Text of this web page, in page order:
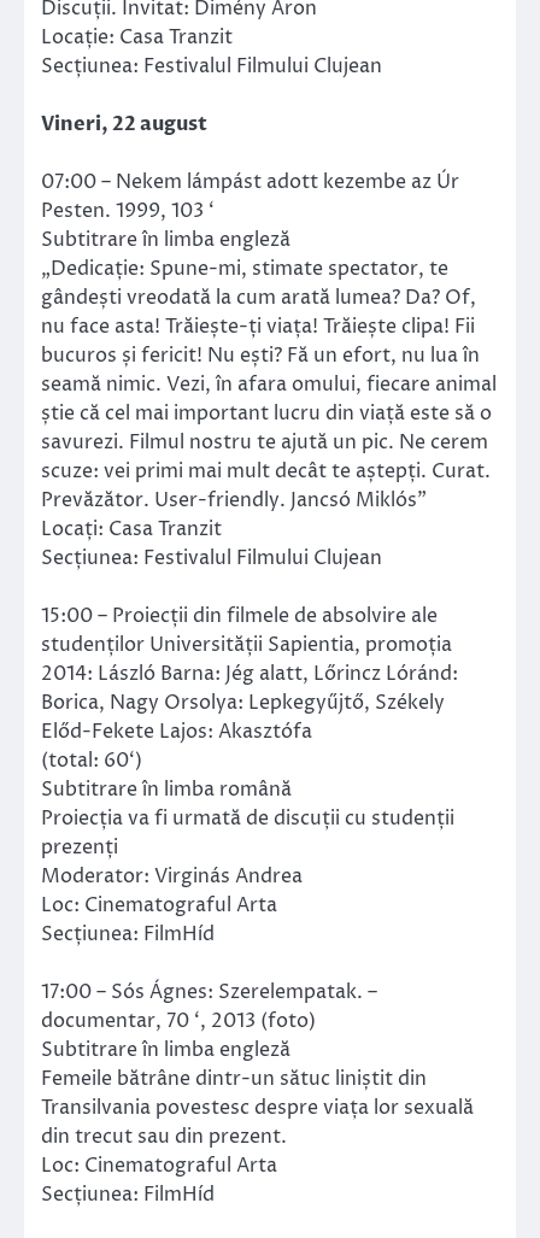
Discuții. Invitat: Dimény Áron
Locație: Casa Tranzit
Secțiunea: Festivalul Filmului Clujean
Vineri, 22 august
07:00 – Nekem lámpást adott kezembe az Úr
Pesten. 1999, 103 ‘
Subtitrare în limba engleză
„Dedicație: Spune-mi, stimate spectator, te
gândești vreodată la cum arată lumea? Da? Of,
nu face asta! Trăiește-ți viața! Trăiește clipa! Fii
bucuros și fericit! Nu ești? Fă un efort, nu lua în
seamă nimic. Vezi, în afara omului, fiecare animal
știe că cel mai important lucru din viață este să o
savurezi. Filmul nostru te ajută un pic. Ne cerem
scuze: vei primi mai mult decât te aștepți. Curat.
Prevăzător. User-friendly. Jancsó Miklós”
Locați: Casa Tranzit
Secțiunea: Festivalul Filmului Clujean
15:00 – Proiecții din filmele de absolvire ale
studenților Universității Sapientia, promoția
2014: László Barna: Jég alatt, Lőrincz Lóránd:
Borica, Nagy Orsolya: Lepkegyűjtő, Székely
Előd-Fekete Lajos: Akasztófa
(total: 60‘)
Subtitrare în limba română
Proiecția va fi urmată de discuții cu studenții
prezenți
Moderator: Virginás Andrea
Loc: Cinematograful Arta
Secțiunea: FilmHíd
17:00 – Sós Ágnes: Szerelempatak. –
documentar, 70 ‘, 2013 (foto)
Subtitrare în limba engleză
Femeile bătrâne dintr-un sătuc liniștit din
Transilvania povestesc despre viața lor sexuală
din trecut sau din prezent.
Loc: Cinematograful Arta
Secțiunea: FilmHíd